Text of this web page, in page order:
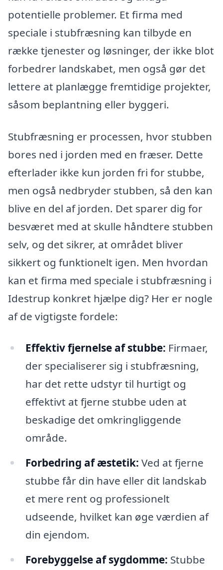
potentielle problemer. Et firma med
speciale i stubfræsning kan tilbyde en
række tjenester og løsninger, der ikke blot
forbedrer landskabet, men også gør det
lettere at planlægge fremtidige projekter,
såsom beplantning eller byggeri.
Stubfræsning er processen, hvor stubben
bores ned i jorden med en fræser. Dette
efterlader ikke kun jorden fri for stubbe,
men også nedbryder stubben, så den kan
blive en del af jorden. Det sparer dig for
besværet med at skulle håndtere stubben
selv, og det sikrer, at området bliver
sikkert og funktionelt igen. Men hvordan
kan et firma med speciale i stubfræsning i
Idestrup konkret hjælpe dig? Her er nogle
af de vigtigste fordele:
Effektiv fjernelse af stubbe: Firmaer,
der specialiserer sig i stubfræsning,
har det rette udstyr til hurtigt og
effektivt at fjerne stubbe uden at
beskadige det omkringliggende
område.
Forbedring af æstetik: Ved at fjerne
stubbe får din have eller dit landskab
et mere rent og professionelt
udseende, hvilket kan øge værdien af
din ejendom.
Forebyggelse af sygdomme: Stubbe